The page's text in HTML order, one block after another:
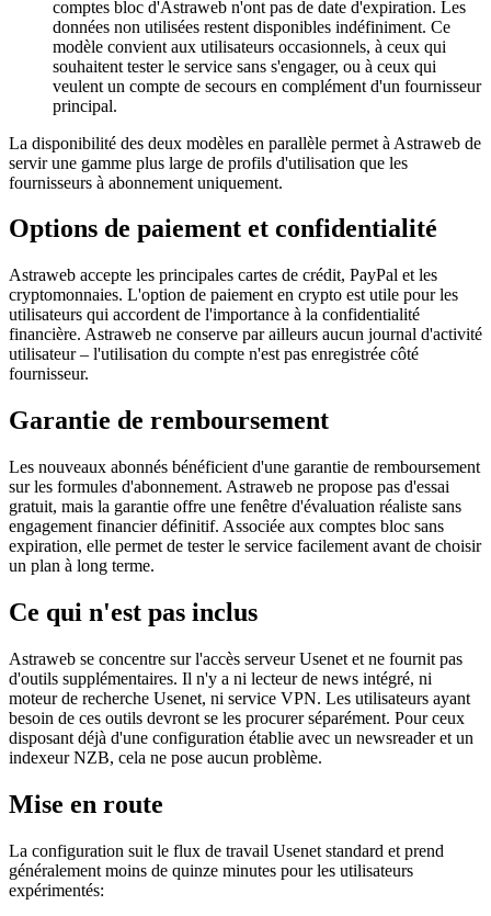
comptes bloc d'Astraweb n'ont pas de date d'expiration. Les
données non utilisées restent disponibles indéfiniment. Ce
modèle convient aux utilisateurs occasionnels, à ceux qui
souhaitent tester le service sans s'engager, ou à ceux qui
veulent un compte de secours en complément d'un fournisseur
principal.
La disponibilité des deux modèles en parallèle permet à Astraweb de
servir une gamme plus large de profils d'utilisation que les
fournisseurs à abonnement uniquement.
Options de paiement et confidentialité
Astraweb accepte les principales cartes de crédit, PayPal et les
cryptomonnaies. L'option de paiement en crypto est utile pour les
utilisateurs qui accordent de l'importance à la confidentialité
financière. Astraweb ne conserve par ailleurs aucun journal d'activité
utilisateur – l'utilisation du compte n'est pas enregistrée côté
fournisseur.
Garantie de remboursement
Les nouveaux abonnés bénéficient d'une garantie de remboursement
sur les formules d'abonnement. Astraweb ne propose pas d'essai
gratuit, mais la garantie offre une fenêtre d'évaluation réaliste sans
engagement financier définitif. Associée aux comptes bloc sans
expiration, elle permet de tester le service facilement avant de choisir
un plan à long terme.
Ce qui n'est pas inclus
Astraweb se concentre sur l'accès serveur Usenet et ne fournit pas
d'outils supplémentaires. Il n'y a ni lecteur de news intégré, ni
moteur de recherche Usenet, ni service VPN. Les utilisateurs ayant
besoin de ces outils devront se les procurer séparément. Pour ceux
disposant déjà d'une configuration établie avec un newsreader et un
indexeur NZB, cela ne pose aucun problème.
Mise en route
La configuration suit le flux de travail Usenet standard et prend
généralement moins de quinze minutes pour les utilisateurs
expérimentés: